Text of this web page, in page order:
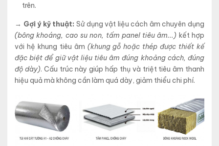
trên.
→ Gợi ý kỹ thuật: Sử dụng vật liệu cách âm chuyên dụng
(bông khoáng, cao su non, tấm panel tiêu âm...) kết hợp
với hệ khung tiêu âm (khung gỗ hoặc thép được thiết kế
đặc biệt để giữ vật liệu tiêu âm đúng khoảng cách, đúng
độ dày). Cấu trúc này giúp hấp thụ và triệt tiêu âm thanh
hiệu quả mà không cần làm quá dày, giảm thiểu chi phí.